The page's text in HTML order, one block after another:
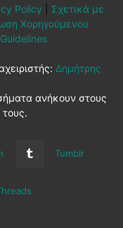
Policy
Σχετικά με
Χορηγούμενου
Δημήτρης
ανήκουν στους
τους.
Tumblr